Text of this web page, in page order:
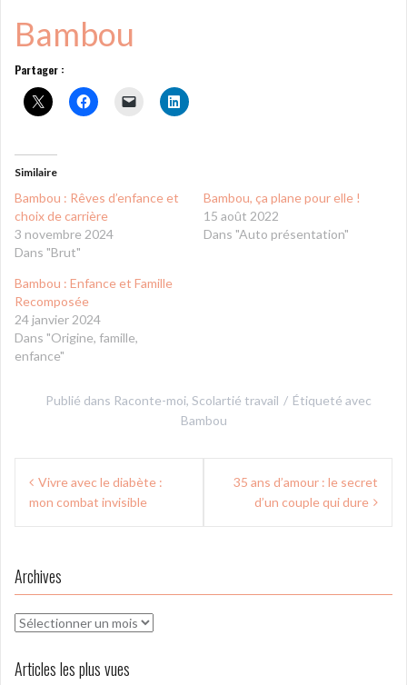
Bambou
Partager :
Similaire
Bambou : Rêves d’enfance et
choix de carrière
3 novembre 2024
Dans "Brut"
Bambou, ça plane pour elle !
15 août 2022
Dans "Auto présentation"
Bambou : Enfance et Famille
Recomposée
24 janvier 2024
Dans "Origine, famille,
enfance"
Publié dans Raconte-moi, Scolartié travail
Étiqueté avec
Bambou
Navigation
deVivre avec le diabète :
mon combat invisible
35 ans d’amour : le secret
d’un couple qui dure
Archives
Archives
Articles les plus vues